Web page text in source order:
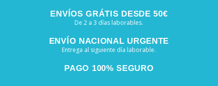
ENVÍOS GRÁTIS DESDE 50€
De 2 a 3 días laborables.
ENVÍO NACIONAL URGENTE
Entrega al siguiente día laborable.
PAGO 100% SEGURO